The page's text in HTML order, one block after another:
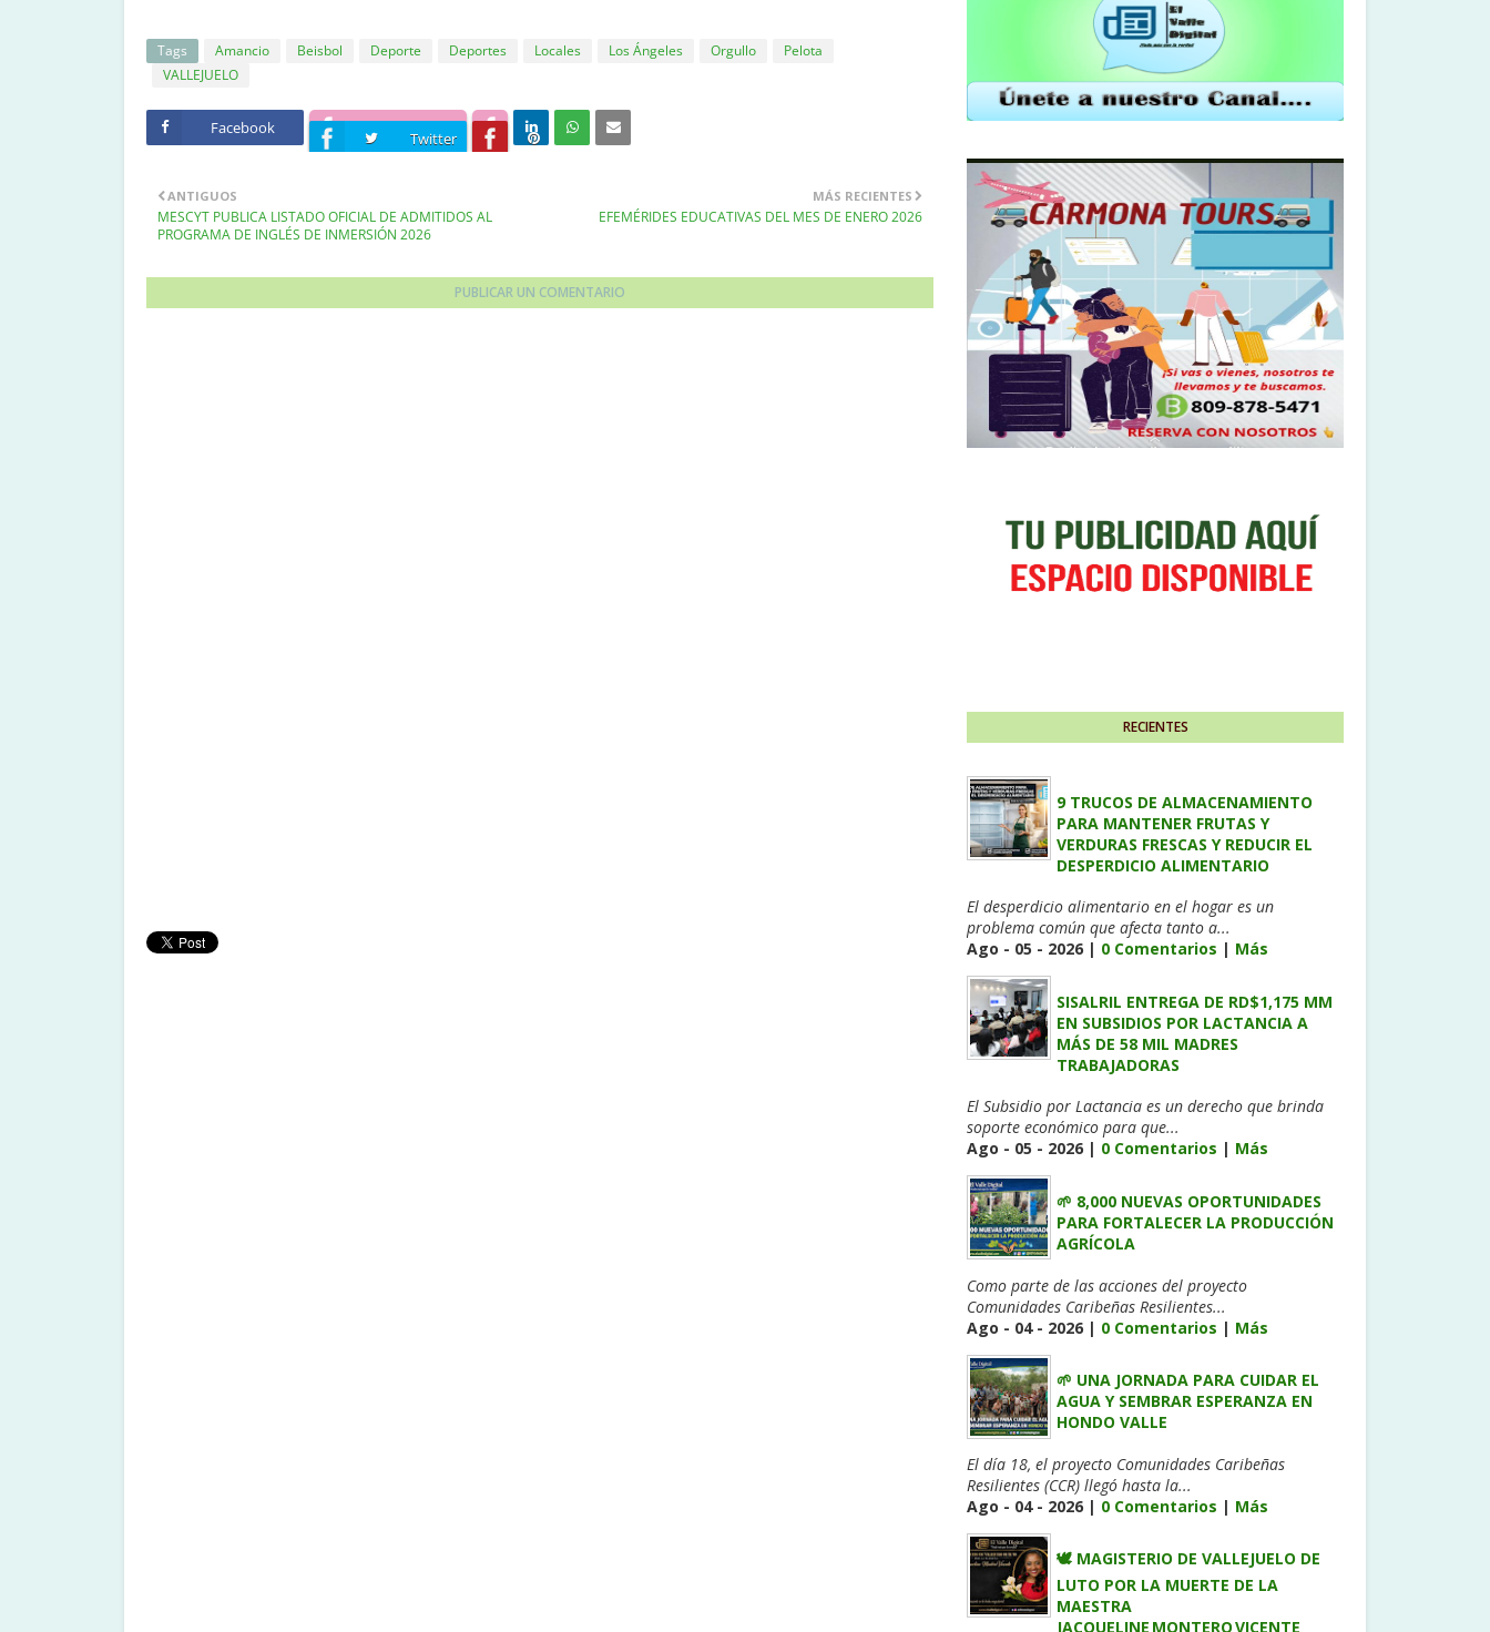
Tags Amancio Beisbol Deporte Deportes Locales Los Ángeles Orgullo
Pelota
VALLEJUELO
Facebook
Twitter
MÁS RECIENTES
EFEMÉRIDES EDUCATIVAS DEL MES DE ENERO 2026
ANTIGUOS
MESCYT PUBLICA LISTADO OFICIAL DE ADMITIDOS AL
PROGRAMA DE INGLÉS DE INMERSIÓN 2026
PUBLICAR UN COMENTARIO
RECIENTES
9 TRUCOS DE ALMACENAMIENTO
PARA MANTENER FRUTAS Y
VERDURAS FRESCAS Y REDUCIR EL
DESPERDICIO ALIMENTARIO
El desperdicio alimentario en el hogar es un
problema común que afecta tanto a...
Ago - 05 - 2026 | 0 Comentarios | Más
SISALRIL ENTREGA DE RD$1,175 MM
EN SUBSIDIOS POR LACTANCIA A
MÁS DE 58 MIL MADRES
TRABAJADORAS
El Subsidio por Lactancia es un derecho que brinda
soporte económico para que...
Ago - 05 - 2026 | 0 Comentarios | Más
🌱 8,000 NUEVAS OPORTUNIDADES
PARA FORTALECER LA PRODUCCIÓN
AGRÍCOLA
Como parte de las acciones del proyecto
Comunidades Caribeñas Resilientes...
Ago - 04 - 2026 | 0 Comentarios | Más
🌱 UNA JORNADA PARA CUIDAR EL
AGUA Y SEMBRAR ESPERANZA EN
HONDO VALLE
El día 18, el proyecto Comunidades Caribeñas
Resilientes (CCR) llegó hasta la...
Ago - 04 - 2026 | 0 Comentarios | Más
🕊️ MAGISTERIO DE VALLEJUELO DE
LUTO POR LA MUERTE DE LA
MAESTRA
JACQUELINE MONTERO VICENTE